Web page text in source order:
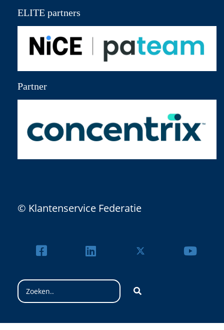
ELITE partners
Partner
© Klantenservice Federatie